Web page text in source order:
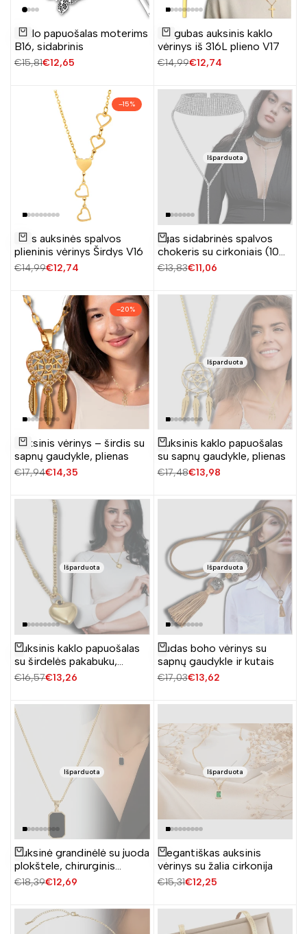
Pridėti
į
norų
Į krepšelį
Kaklo papuošalas moterims
B16, sidabrinis
Įprasta
€15,81Pardavimo
€12,65
Pridėti
į
norų
Į krepšelį
Dvigubas auksinis kaklo
vėrinys iš 316L plieno V17
Įprasta
€14,99Pardavimo
€12,74
–15%
Pridėti
į
norų
Į krepšelį
Ilgas auksinės spalvos
plieninis vėrinys Širdys V16
Įprasta
€14,99Pardavimo
€12,74
Išparduota
Žiūrėti produktą
Ilgas sidabrinės spalvos
chokeris su cirkoniais (10
eilių)
Įprasta
€13,83Pardavimo
€11,06
–20%
Pridėti
norų
Į krepšelį
Auksinis vėrinys – širdis su
sapnų gaudykle, plienas
Įprasta
€17,94Pardavimo
€14,35
Išparduota
Žiūrėti produktą
Auksinis kaklo papuošalas
su sapnų gaudykle, plienas
Įprasta
€17,48Pardavimo
€13,98
Išparduota
Žiūrėti produktą
Auksinis kaklo papuošalas
su širdelės pakabuku,
chirurginis plienas
Įprasta
€16,57Pardavimo
€13,26
Išparduota
Žiūrėti produktą
Rudas boho vėrinys su
sapnų gaudykle ir kutais
Įprasta
€17,03Pardavimo
€13,62
Išparduota
Žiūrėti produktą
Auksinė grandinėlė su juoda
plokštele, chirurginis
plienas
Įprasta
€18,39Pardavimo
€12,69
Išparduota
Žiūrėti produktą
Elegantiškas auksinis
vėrinys su žalia cirkonija
Įprasta
€15,31Pardavimo
€12,25
Norite sutaupyti 5%
pirmam užsakymui?
Taip, noriu sutaupyti 5%
Ne, ačiū